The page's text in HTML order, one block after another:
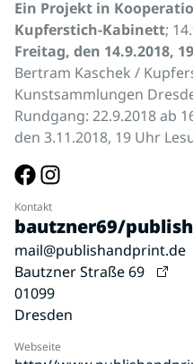
Ein Projekt in
Kupferstich-Kabinett;
Freitag, den 14.9.2018,
Bertram Kaschek /
Kunstsammlungen
Rundgang: 22.9.2018 ab
den 3.11.2018, 19 Uhr
Kontakt
bautzner69/
mail@publishandprint.de
Bautzner Straße 69
01099
Dresden
Webseite